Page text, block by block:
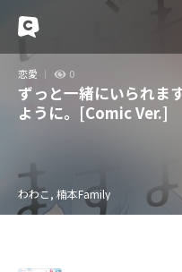
恋愛 0
ずっと一緒にいられま
ように。[Comic Ver.]
わわこ, 楠本Family